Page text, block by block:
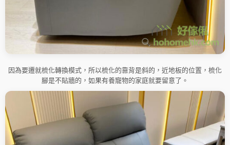
因為要遷就梳化轉換模式，所以梳化的靠背是斜的，近地板的位置，梳化
腳是不貼牆的，如果有養寵物的家庭就要留意了。